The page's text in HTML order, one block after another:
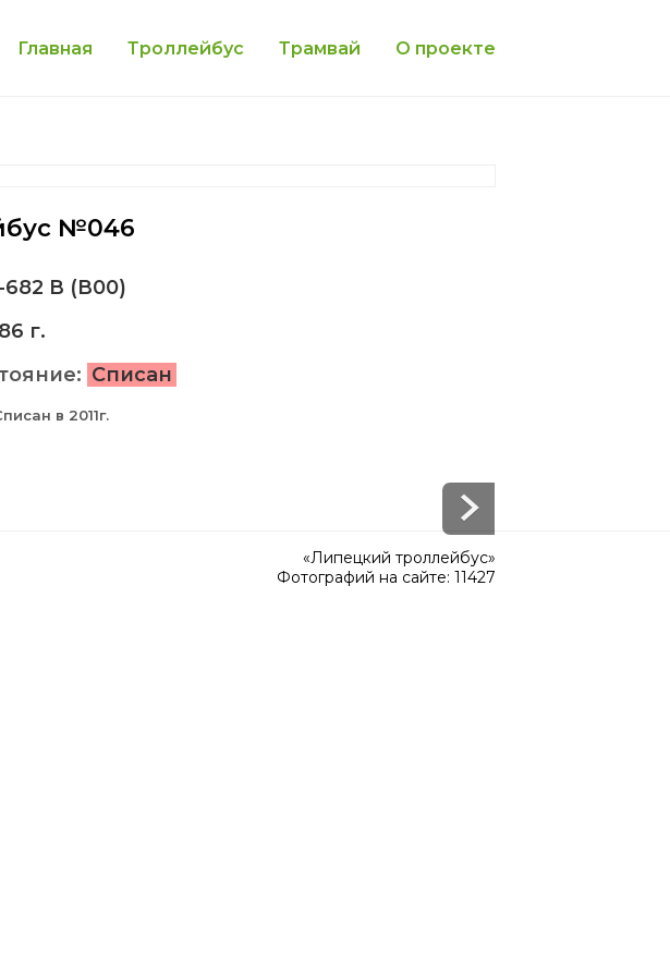
Главная Троллейбус Трамвай О проекте
№046
В (В00)
г.
Списан
в 2011г.
«Липецкий троллейбус»
Фотографий на сайте: 11427